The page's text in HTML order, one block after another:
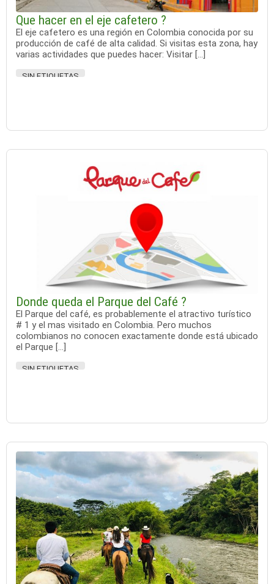
Que hacer en el eje cafetero ?
El eje cafetero es una región en Colombia conocida por su
producción de café de alta calidad. Si visitas esta zona, hay
varias actividades que puedes hacer: Visitar […]
SIN ETIQUETAS
Donde queda el Parque del Café ?
El Parque del café, es probablemente el atractivo turístico
# 1 y el mas visitado en Colombia. Pero muchos
colombianos no conocen exactamente donde está ubicado
el Parque […]
SIN ETIQUETAS